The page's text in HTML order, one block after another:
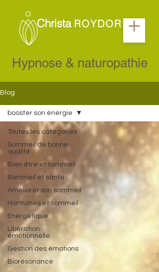
Christa ROYDOR
Hypnose & naturopathie
Blog
Toutes les catégories
Sommeil de bonne
qualité
Bien être et sommeil
Sommeil et santé
Améliorer son sommeil
Hormones et sommeil
Energétique
Libération
émotionnelle
Gestion des émotions
Biorésonance
booster son énergie